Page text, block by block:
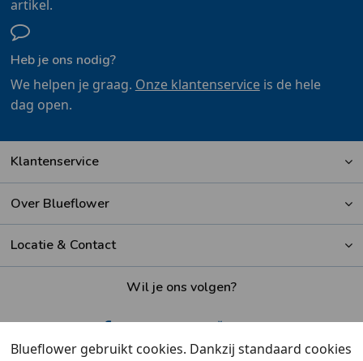
artikel.
Heb je ons nodig?
We helpen je graag. Onze klantenserviceis de hele
dag open.
Klantenservice
Over Blueflower
Locatie & Contact
Wil je ons volgen?
Blueflower gebruikt cookies. Dankzij standaard cookies